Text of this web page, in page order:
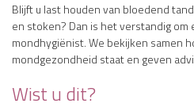
Blijft u last houden van bloedend
en stoken? Dan is het verstandig om
mondhygiënist. We bekijken samen
mondgezondheid staat en geven
Wist u dit?